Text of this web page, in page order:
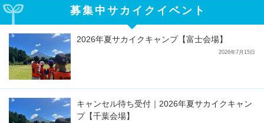
募集中サカイクイベント
2026年夏サカイクキャンプ【富士会場】
2026年7月15日
キャンセル待ち受付｜2026年夏サカイクキャン
プ【千葉会場】